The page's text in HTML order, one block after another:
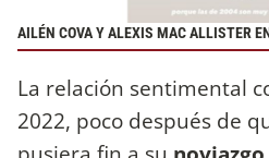
AILÉN COVA Y ALEXIS MAC ALLISTER
La relación sentimental
2022, poco después de